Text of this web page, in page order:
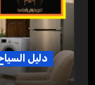
دليل